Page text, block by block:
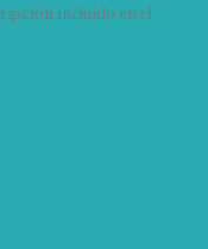
incluido en el